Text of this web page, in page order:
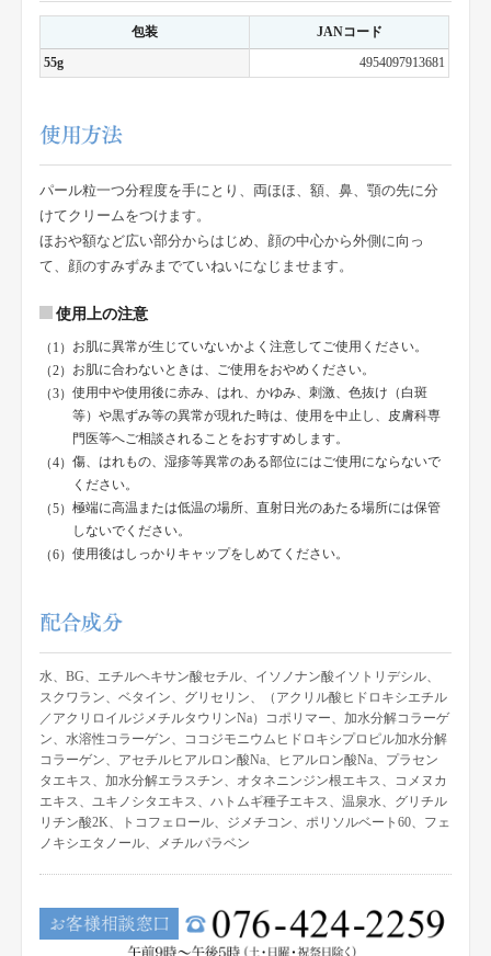
包装
JANコード
55g
4954097913681
パール粒一つ分程度を手にとり、両ほほ、額、鼻、顎の先に分
けてクリームをつけます。
ほおや額など広い部分からはじめ、顔の中心から外側に向っ
て、顔のすみずみまでていねいになじませます。
使用上の注意
お肌に異常が生じていないかよく注意してご使用ください。
お肌に合わないときは、ご使用をおやめください。
使用中や使用後に赤み、はれ、かゆみ、刺激、色抜け（白斑
等）や黒ずみ等の異常が現れた時は、使用を中止し、皮膚科専
門医等へご相談されることをおすすめします。
傷、はれもの、湿疹等異常のある部位にはご使用にならないで
ください。
極端に高温または低温の場所、直射日光のあたる場所には保管
しないでください。
使用後はしっかりキャップをしめてください。
水、BG、エチルヘキサン酸セチル、イソノナン酸イソトリデシル、
スクワラン、ベタイン、グリセリン、（アクリル酸ヒドロキシエチル
／アクリロイルジメチルタウリンNa）コポリマー、加水分解コラーゲ
ン、水溶性コラーゲン、ココジモニウムヒドロキシプロピル加水分解
コラーゲン、アセチルヒアルロン酸Na、ヒアルロン酸Na、プラセン
タエキス、加水分解エラスチン、オタネニンジン根エキス、コメヌカ
エキス、ユキノシタエキス、ハトムギ種子エキス、温泉水、グリチル
リチン酸2K、トコフェロール、ジメチコン、ポリソルベート60、フェ
ノキシエタノール、メチルパラベン